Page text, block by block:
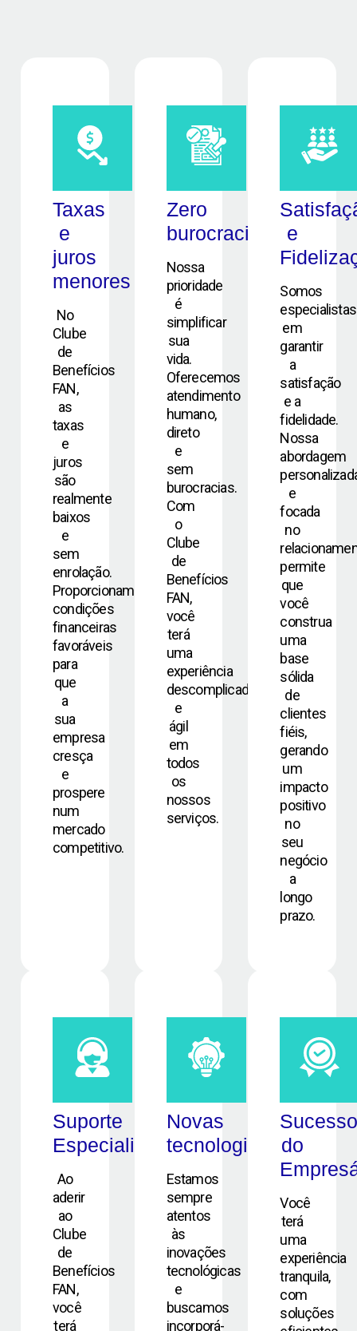
Taxas
e
juros
menores
No
Clube
de
Benefícios
FAN,
as
taxas
e
juros
são
realmente
baixos
e
sem
enrolação.
Proporcionamos
condições
financeiras
favoráveis
para
que
a
sua
empresa
cresça
e
prospere
num
mercado
competitivo.
Zero
burocracia
Nossa
prioridade
é
simplificar
sua
vida.
Oferecemos
atendimento
humano,
direto
e
sem
burocracias.
Com
o
Clube
de
Benefícios
FAN,
você
terá
uma
experiência
descomplicada
e
ágil
em
todos
os
nossos
serviços.
e
Somos
especialistas
em
garantir
a
satisfação
e a
fidelidade.
Nossa
abordagem
e
focada
no
permite
que
você
construa
uma
base
sólida
de
clientes
fiéis,
gerando
um
impacto
positivo
no
seu
negócio
a
longo
prazo.
Suporte
Especializado
Ao
aderir
ao
Clube
de
Benefícios
FAN,
você
terá
Novas
tecnologias
Estamos
sempre
atentos
às
inovações
tecnológicas
e
buscamos
incorporá-
do
Você
terá
uma
experiência
tranquila,
com
soluções